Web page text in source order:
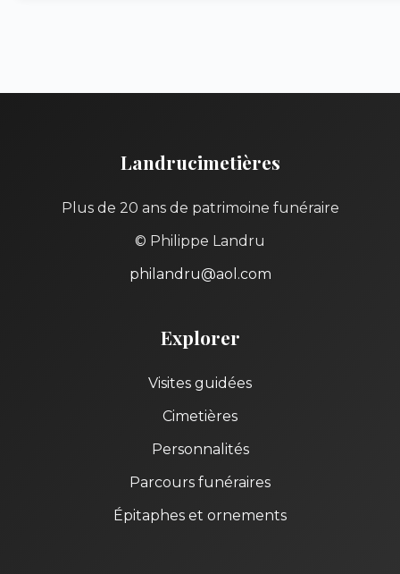
Landrucimetières
Plus de 20 ans de patrimoine funéraire
© Philippe Landru
philandru@aol.com
Explorer
Visites guidées
Cimetières
Personnalités
Parcours funéraires
Épitaphes et ornements